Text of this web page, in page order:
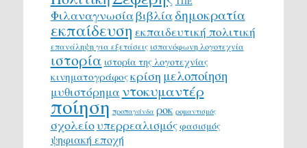
Φιλαναγνωσίαβιβλίαδημοκρατία
εκπαίδευση εκπαιδευτική πολιτική
επανάληψη για εξετάσεις ισπανόφωνη λογοτεχνία
ιστορία ιστορία της λογοτεχνίας
κινηματογράφοςκρίση μελοποίηση
μυθιστόρημα ντοκυμαντέρ
ποίηση προπαγάνδα ροκ ρομαντισμός
σχολείουπερρεαλισμόςφασισμός
ψηφιακή εποχή